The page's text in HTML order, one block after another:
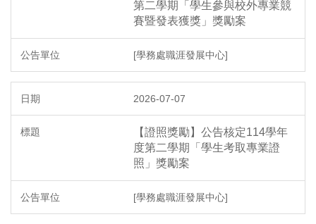
第二學期「學生參與校外專業競
賽暨發表獲獎」獎勵案
[學務處職涯發展中心]
2026-07-07
【證照獎勵】公告核定114學年
度第二學期「學生考取專業證
照」獎勵案
[學務處職涯發展中心]